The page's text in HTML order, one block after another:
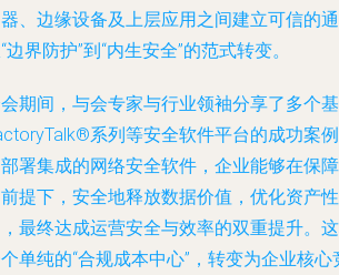
、边缘设备及上层应用之间建立可信的
边界防护”到“内生安全”的范式转变。
期间，与会专家与行业领袖分享了多个
系列等安全软件平台的成功案
署集成的网络安全软件，企业能够在保
提下，安全地释放数据价值，优化资产
最终达成运营安全与效率的双重提升。
单纯的“合规成本中心”，转变为企业核